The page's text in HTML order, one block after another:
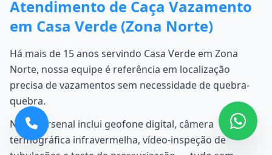
Atendimento de Caça Vazamento
em Casa Verde (Zona Norte)
Há mais de 15 anos servindo Casa Verde em Zona
Norte, nossa equipe é referência em localização
precisa de vazamentos sem necessidade de quebra-
quebra.
Nosso arsenal inclui geofone digital, câmera
termográfica infravermelha, vídeo-inspeção de